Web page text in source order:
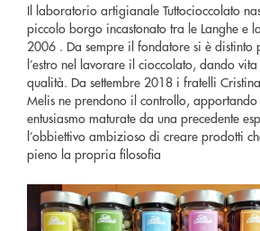
Il laboratorio artigianale Tuttocioccolato
piccolo borgo incastonato tra le Langhe e
2006 . Da sempre il fondatore si è distinto
l’estro nel lavorare il cioccolato, dando
qualità. Da settembre 2018 i fratelli
Melis ne prendono il controllo, apportando
entusiasmo maturate da una precedente
l’obbiettivo ambizioso di creare prodotti
pieno la propria filosofia